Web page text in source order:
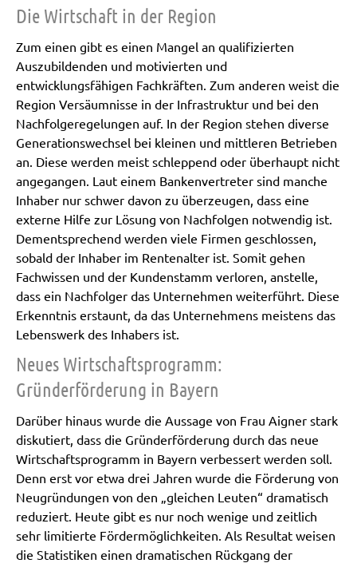
Die Wirtschaft in der Region
Zum einen gibt es einen Mangel an qualifizierten
Auszubildenden und motivierten und
entwicklungsfähigen Fachkräften. Zum anderen weist die
Region Versäumnisse in der Infrastruktur und bei den
Nachfolgeregelungen auf. In der Region stehen diverse
Generationswechsel bei kleinen und mittleren Betrieben
an. Diese werden meist schleppend oder überhaupt nicht
angegangen. Laut einem Bankenvertreter sind manche
Inhaber nur schwer davon zu überzeugen, dass eine
externe Hilfe zur Lösung von Nachfolgen notwendig ist.
Dementsprechend werden viele Firmen geschlossen,
sobald der Inhaber im Rentenalter ist. Somit gehen
Fachwissen und der Kundenstamm verloren, anstelle,
dass ein Nachfolger das Unternehmen weiterführt. Diese
Erkenntnis erstaunt, da das Unternehmens meistens das
Lebenswerk des Inhabers ist.
Neues Wirtschaftsprogramm:
Gründerförderung in Bayern
Darüber hinaus wurde die Aussage von Frau Aigner stark
diskutiert, dass die Gründerförderung durch das neue
Wirtschaftsprogramm in Bayern verbessert werden soll.
Denn erst vor etwa drei Jahren wurde die Förderung von
Neugründungen von den „gleichen Leuten“ dramatisch
reduziert. Heute gibt es nur noch wenige und zeitlich
sehr limitierte Fördermöglichkeiten. Als Resultat weisen
die Statistiken einen dramatischen Rückgang der